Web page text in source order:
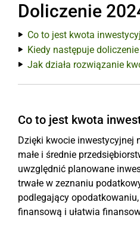
Doliczenie
Co to jest kwota
Kiedy następuje
Jak działa rozwiązanie
Co to jest kwota
Dzięki kwocie inwestycyjnej
małe i średnie
uwzględnić planowane
trwałe w zeznaniu
podlegający
finansową i ułatwia